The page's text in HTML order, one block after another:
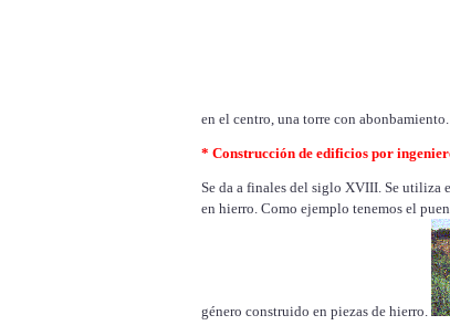
en el centro, una torre con abonbamiento.
* Construcción de edificios por
Se da a finales del siglo XVIII. Se utiliza
en hierro. Como ejemplo tenemos el
género construido en piezas de hierro.